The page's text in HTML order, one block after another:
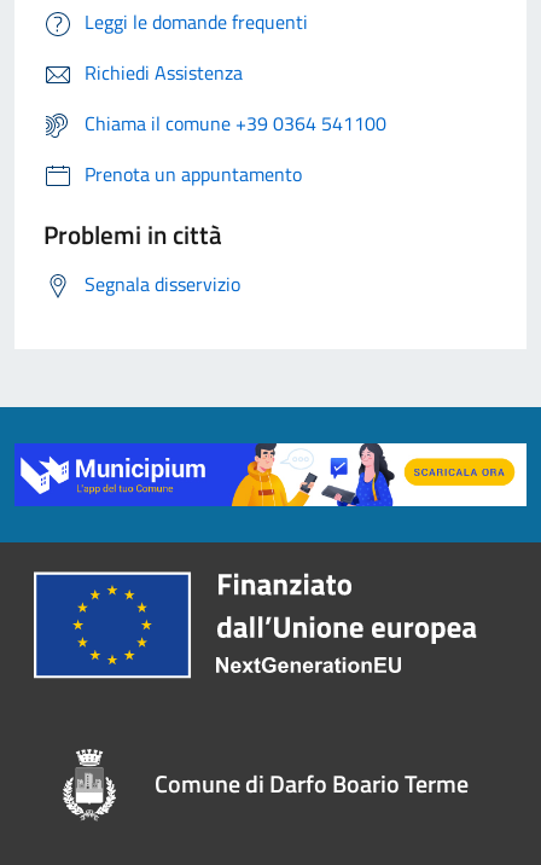
Leggi le domande frequenti
Richiedi Assistenza
Chiama il comune +39 0364 541100
Prenota un appuntamento
Problemi in città
Segnala disservizio
Comune di Darfo Boario Terme